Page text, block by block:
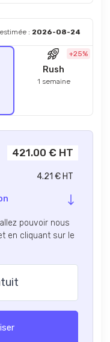
: 2026-08-24
+25%
Rush
1 semaine
421.00 € HT
4.21 € HT
pouvoir nous
en cliquant sur le